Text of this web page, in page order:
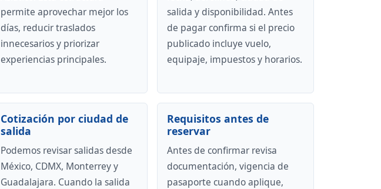
permite aprovechar mejor los
días, reducir traslados
innecesarios y priorizar
experiencias principales.
salida y disponibilidad. Antes
de pagar confirma si el precio
publicado incluye vuelo,
equipaje, impuestos y horarios.
Cotización por ciudad de
salida
Podemos revisar salidas desde
México, CDMX, Monterrey y
Guadalajara. Cuando la salida
Requisitos antes de
reservar
Antes de confirmar revisa
documentación, vigencia de
pasaporte cuando aplique,